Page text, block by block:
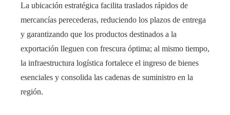
La ubicación estratégica facilita traslados rápidos de
mercancías perecederas, reduciendo los plazos de entrega
y garantizando que los productos destinados a la
exportación lleguen con frescura óptima; al mismo tiempo,
la infraestructura logística fortalece el ingreso de bienes
esenciales y consolida las cadenas de suministro en la
región.